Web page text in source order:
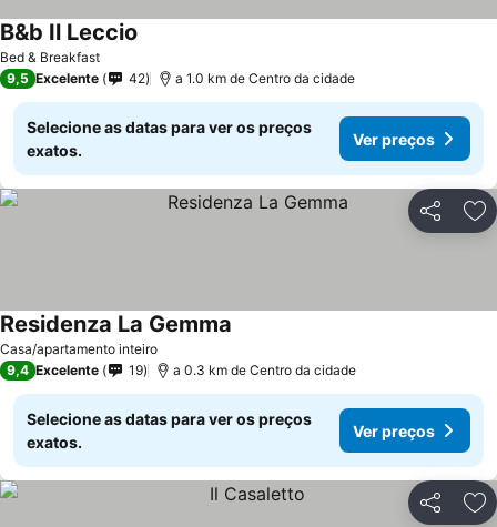
Bed & Breakfast
B&b Il Leccio
9,5 Excelente 42 a 1.0 km de Centro da cidade
Selecione as datas para ver os preços
exatos.
Ver preços
Partilhar
Casa/apartamento inteiro
Residenza La Gemma
9,4 Excelente 19 a 0.3 km de Centro da cidade
Selecione as datas para ver os preços
exatos.
Ver preços
Partilhar